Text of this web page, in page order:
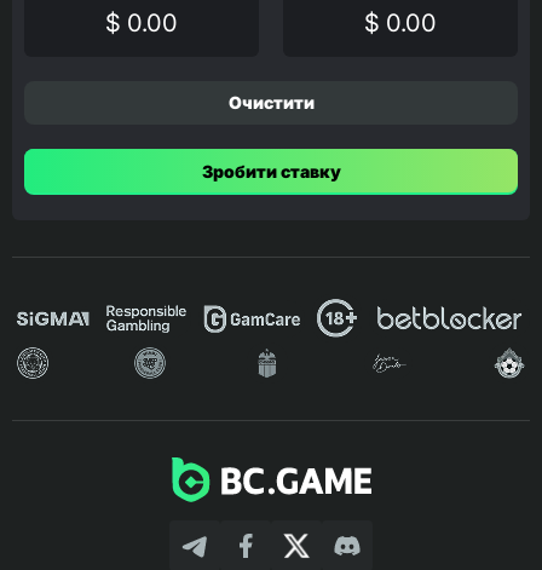
$ 0.00 $ 0.00
Очистити
Зробити ставку